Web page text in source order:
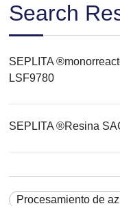
Search
SEPLITA
LSF9780
SEPLITA ®Resina
Procesamiento de